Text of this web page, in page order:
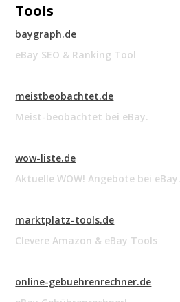
Tools
baygraph.de
eBay SEO & Ranking Tool
meistbeobachtet.de
Meist-beobachtet bei eBay.
wow-liste.de
Aktuelle WOW! Angebote bei eBay.
marktplatz-tools.de
Clevere Amazon & eBay Tools
online-gebuehrenrechner.de